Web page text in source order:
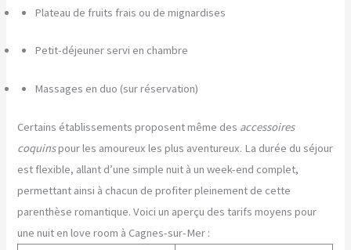
Plateau de fruits frais ou de mignardises
Petit-déjeuner servi en chambre
Massages en duo (sur réservation)
Certains établissements proposent même des accessoires
coquinspour les amoureux les plus aventureux. La durée du séjour
est flexible, allant d’une simple nuit à un week-end complet,
permettant ainsi à chacun de profiter pleinement de cette
parenthèse romantique. Voici un aperçu des tarifs moyens pour
une nuit en love room à Cagnes-sur-Mer :